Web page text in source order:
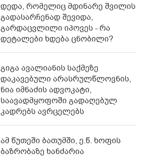
დედა, რომელიც მდინარე შვილის
გადასარჩენად შევიდა,
გარდაცვლილი იპოვეს - რა
დეტალები ხდება ცნობილი?
გიგა ავალიანის საქმეზე
დაკავებული არასრულწლოვნის,
ნია იმნაძის ადვოკატი,
საავადმყოფოში გადაღებულ
კადრებს ავრცელებს
ამ წუთეში ბათუმში, ე.წ. ხოფის
ბაზრობაზე ხანძარია